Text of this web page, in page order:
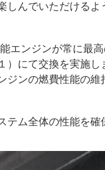
んでいただけるよ
エンジンが常に最
にて交換を実施し
ンの燃費性能の維
テム全体の性能を